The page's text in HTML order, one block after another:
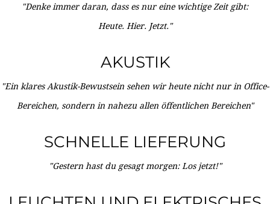
"Denke immer daran, dass es nur eine wichtige Zeit gibt:
Heute. Hier. Jetzt."
AKUSTIK
"Ein klares Akustik-Bewustsein sehen wir heute nicht nur in Office-
Bereichen, sondern in nahezu allen öffentlichen Bereichen"
SCHNELLE LIEFERUNG
"Gestern hast du gesagt morgen: Los jetzt!"